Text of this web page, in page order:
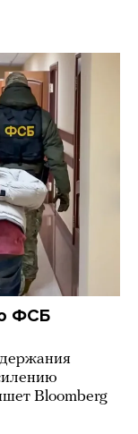
ФСБ
Bloomberg